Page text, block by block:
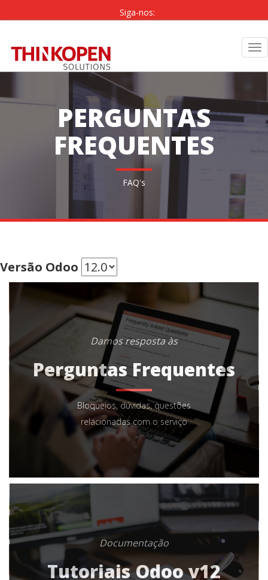
Siga-nos:
PERGUNTAS
FREQUENTES
FAQ's
Versão Odoo
Damos resposta às
Perguntas Frequentes
Bloqueios, dúvidas, questões
relacionadas com o serviço
Documentação
Tutoriais Odoo v12